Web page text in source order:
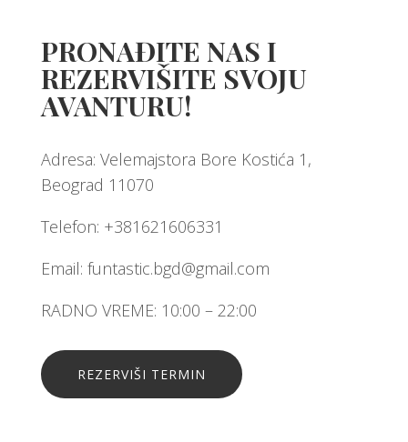
PRONAĐITE NAS I
REZERVIŠITE SVOJU
AVANTURU!
Adresa: Velemajstora Bore Kostića 1,
Beograd 11070
Telefon: +381621606331
Email: funtastic.bgd@gmail.com
RADNO VREME: 10:00 – 22:00
REZERVIŠI TERMIN